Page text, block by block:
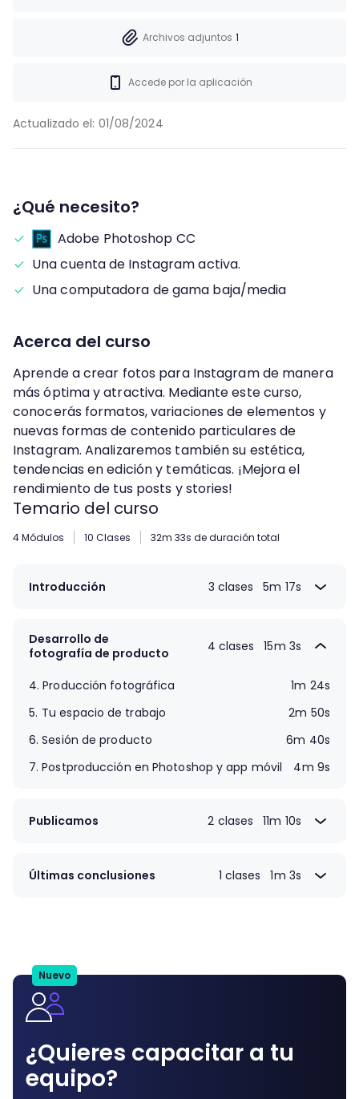
Archivos adjuntos 1
Accede por la aplicación
Actualizado el: 01/08/2024
¿Qué necesito?
Adobe Photoshop CC
Una cuenta de Instagram activa.
Una computadora de gama baja/media
Acerca del curso
Aprende a crear fotos para Instagram de manera
más óptima y atractiva. Mediante este curso,
conocerás formatos, variaciones de elementos y
nuevas formas de contenido particulares de
Instagram. Analizaremos también su estética,
tendencias en edición y temáticas. ¡Mejora el
rendimiento de tus posts y stories!
Temario del curso
4 Módulos 10 Clases 32m 33s de duración total
Introducción 3 clases
5m 17s
2. Fotografía en Instagram
3. Foto fija y stories
Desarrollo de
fotografía de producto
4 clases 15m 3s
4. Producción fotográfica
1m 24s
5. Tu espacio de trabajo
2m 50s
6. Sesión de producto
6m 40s
7. Postproducción en Photoshop y app móvil 4m 9s
Publicamos 2 clases
11m 10s
9. Publicamos
Últimas conclusiones 1 clases
1m 3s
Nuevo
¿Quieres capacitar a tu
equipo?